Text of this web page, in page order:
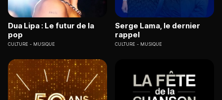
Dua Lipa : Le futur de la
pop
CULTURE MUSIQUE
Serge Lama, le dernier
rappel
CULTURE MUSIQUE